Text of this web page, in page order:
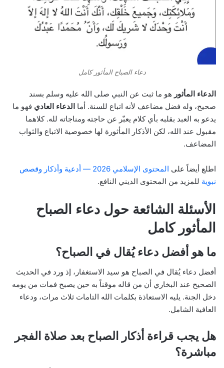
دعاء الصباح المأثور كامل
الدعاء المأثور هو ما ثبت عن النبي صلى الله عليه وسلم بسند
صحيح، وله فضل مضاعف لأنه اتباع للسنة. أما الدعاء العادي فهو ما
يدعو به العبد بقلبه بأي كلام يعبّر عن حاجته ومناجاته لله. كلاهما
مقبول عند الله، لكن الأذكار المأثورة لها خصوصية الاتباع والثواب
المضاعف.
اطلع أيضاً على
المحتوى الإسلامي 2026 — أدعية وأذكار وقصص
نبوية للمزيد من المحتوى الديني النافع.
الأسئلة الشائعة حول دعاء الصباح
المأثور كامل
ما هو أفضل دعاء يُقال في الصباح؟
أفضل دعاء يُقال في الصباح هو سيد الاستغفار، إذ ورد في الحديث
الصحيح عند البخاري أن من قاله موقناً به حين يصبح فمات من يومه
دخل الجنة. يليه الاستعاذة بكلمات الله التامات ثلاث مرات، ودعاء
العافية الشامل.
هل يجب قراءة أذكار الصباح بعد صلاة الفجر
مباشرة؟